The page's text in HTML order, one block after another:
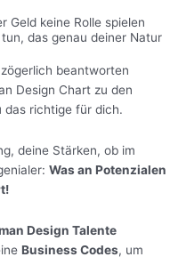
Geld keine Rolle spielen
das genau deiner Natur
beantworten
Design Chart zu den
das richtige für dich.
deine Stärken, ob im
Was an Potenzialen
Design Talente
Business Codes, um